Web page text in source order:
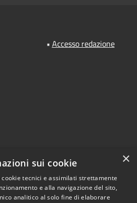
• Accesso redazione
×
sui cookie
tecnici e assimilati strettamente
e alla navigazione del sito,
analitico al solo fine di elaborare